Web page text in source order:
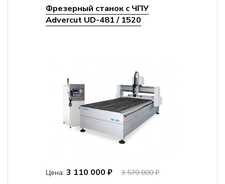
Фрезерный станок с ЧПУ
Advercut UD-481 / 1520
Цена: 3 110 000 ₽
3 570 000 ₽